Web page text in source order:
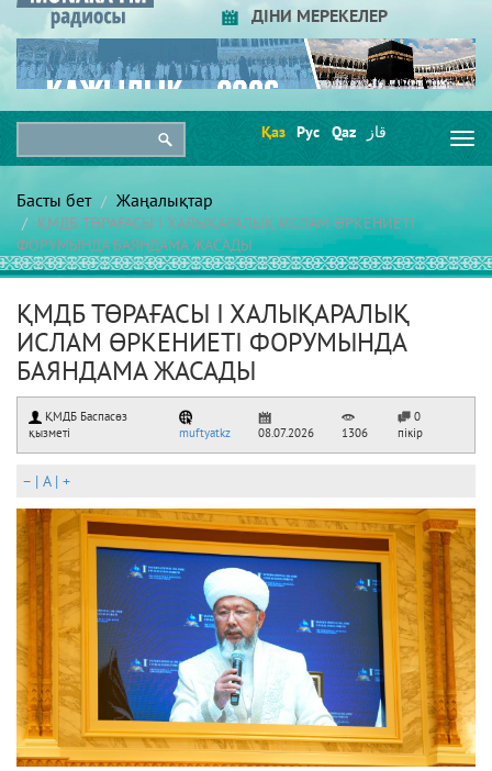
ДІНИ МЕРЕКЕЛЕР
Қаз Рус Qaz قاز
Басты бет Жаңалықтар
ҚМДБ ТӨРАҒАСЫ І ХАЛЫҚАРАЛЫҚ ИСЛАМ ӨРКЕНИЕТІ
ФОРУМЫНДА БАЯНДАМА ЖАСАДЫ
ҚМДБ ТӨРАҒАСЫ І ХАЛЫҚАРАЛЫҚ
ИСЛАМ ӨРКЕНИЕТІ ФОРУМЫНДА
БАЯНДАМА ЖАСАДЫ
ҚМДБ Баспасөз
қызметі
muftyatkz 08.07.2026 1306
0
пікір
– | A| +